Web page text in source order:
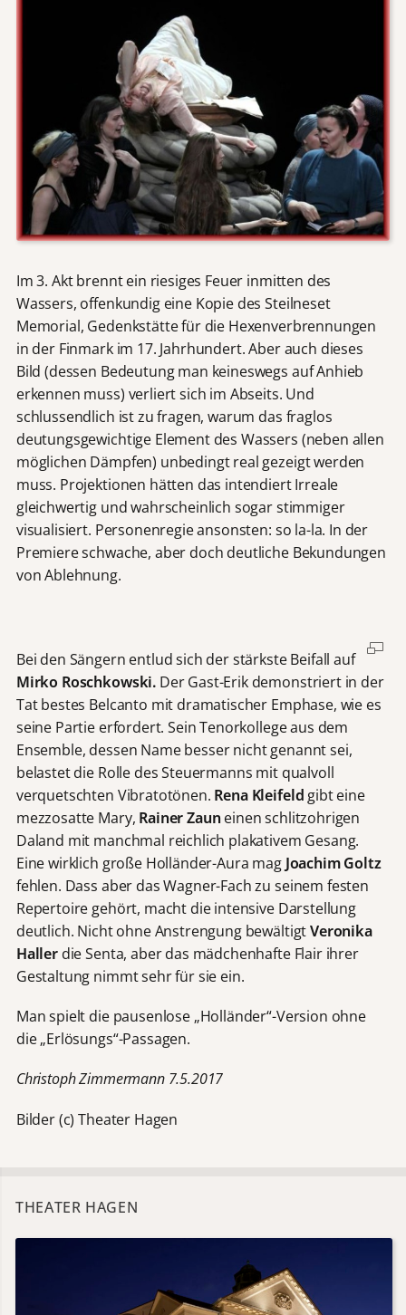
Im 3. Akt brennt ein riesiges Feuer inmitten des
Wassers, offenkundig eine Kopie des Steilneset
Memorial, Gedenkstätte für die Hexenverbrennungen
in der Finmark im 17. Jahrhundert. Aber auch dieses
Bild (dessen Bedeutung man keineswegs auf Anhieb
erkennen muss) verliert sich im Abseits. Und
schlussendlich ist zu fragen, warum das fraglos
deutungsgewichtige Element des Wassers (neben allen
möglichen Dämpfen) unbedingt real gezeigt werden
muss. Projektionen hätten das intendiert Irreale
gleichwertig und wahrscheinlich sogar stimmiger
visualisiert. Personenregie ansonsten: so la-la. In der
Premiere schwache, aber doch deutliche Bekundungen
von Ablehnung.
Bei den Sängern entlud sich der stärkste Beifall auf
Mirko Roschkowski. Der Gast-Erik demonstriert in der
Tat bestes Belcanto mit dramatischer Emphase, wie es
seine Partie erfordert. Sein Tenorkollege aus dem
Ensemble, dessen Name besser nicht genannt sei,
belastet die Rolle des Steuermanns mit qualvoll
verquetschten Vibratotönen. Rena Kleifeld gibt eine
mezzosatte Mary, Rainer Zauneinen schlitzohrigen
Daland mit manchmal reichlich plakativem Gesang.
Eine wirklich große Holländer-Aura mag Joachim Goltz
fehlen. Dass aber das Wagner-Fach zu seinem festen
Repertoire gehört, macht die intensive Darstellung
deutlich. Nicht ohne Anstrengung bewältigtVeronika
Hallerdie Senta, aber das mädchenhafte Flair ihrer
Gestaltung nimmt sehr für sie ein.
Man spielt die pausenlose „Holländer“-Version ohne
die „Erlösungs“-Passagen.
Christoph Zimmermann 7.5.2017
Bilder (c) Theater Hagen
THEATER HAGEN